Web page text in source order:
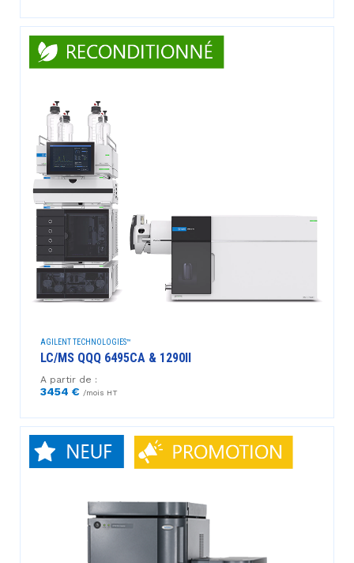
AGILENT TECHNOLOGIES™
LC/MS QQQ 6495CA & 1290II
A partir de :
3454 € /mois HT